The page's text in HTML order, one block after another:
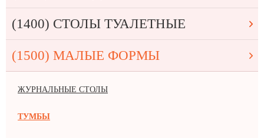
(1400) СТОЛЫ ТУАЛЕТНЫЕ
(1500) МАЛЫЕ ФОРМЫ
ЖУРНАЛЬНЫЕ СТОЛЫ
ТУМБЫ